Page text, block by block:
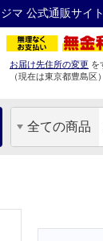
マ 公式通販サイト
お届け先住所の変更 を
（現在は東京都豊島区）
全ての商品